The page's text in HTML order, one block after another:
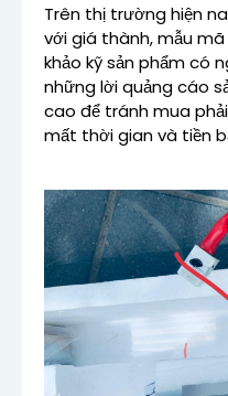
Trên thị trường hiện
với giá thành, mẫu
khảo kỹ sản phẩm có
những lời quảng cáo
cao để tránh mua
mất thời gian và tiền